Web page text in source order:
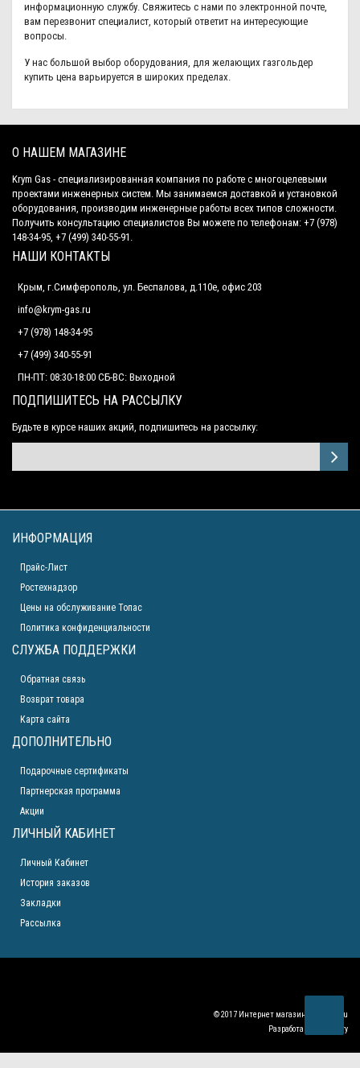
информационную службу. Свяжитесь с нами по электронной почте,
вам перезвонит специалист, который ответит на интересующие
вопросы.
У нас большой выбор оборудования, для желающих газгольдер
купить цена варьируется в широких пределах.
О НАШЕМ МАГАЗИНЕ
Krym Gas - специализированная компания по работе с многоцелевыми
проектами инженерных систем. Мы занимаемся доставкой и установкой
оборудования, производим инженерные работы всех типов сложности.
Получить консультацию специалистов Вы можете по телефонам: +7 (978)
148-34-95, +7 (499) 340-55-91.
НАШИ КОНТАКТЫ
Крым, г.Симферополь, ул. Беспалова, д.110е, офис 203
info@krym-gas.ru
+7 (978) 148-34-95
+7 (499) 340-55-91 ​
ПН-ПТ: 08:30-18:00 СБ-ВС: Выходной
ПОДПИШИТЕСЬ НА РАССЫЛКУ
Будьте в курсе наших акций, подпишитесь на рассылку:
ИНФОРМАЦИЯ
Прайс-Лист
Ростехнадзор
Цены на обслуживание Топас
Политика конфиденциальности
СЛУЖБА ПОДДЕРЖКИ
Обратная связь
Возврат товара
Карта сайта
ДОПОЛНИТЕЛЬНО
Подарочные сертификаты
Партнерская программа
Акции
ЛИЧНЫЙ КАБИНЕТ
Личный Кабинет
История заказов
Закладки
Рассылка
© 2017 Интернет магазин
krym-gas.ru
Разработан
ElDiscovery